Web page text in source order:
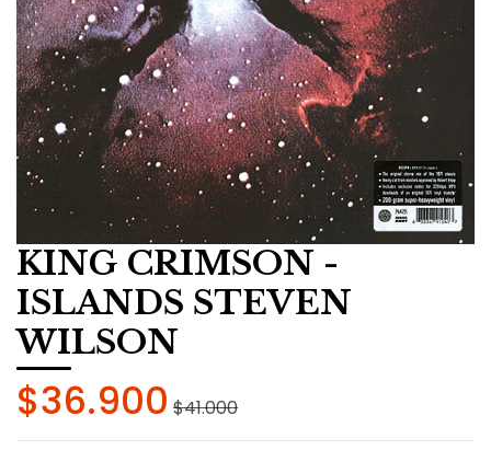
KING CRIMSON -
ISLANDS STEVEN
WILSON
$36.900 $41.000